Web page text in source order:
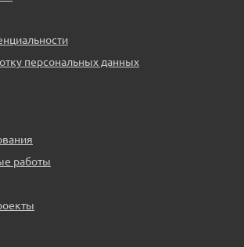
персональных данных
работы